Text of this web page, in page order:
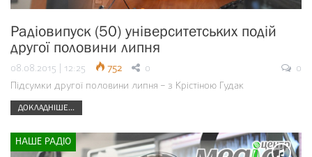
Радіовипуск (50) університетських подій
другої половини липня
08.08.2015 | 12:25 752 0
0
Підсумки другої половини липня – з Крістіною Гудак
ДОКЛАДНІШЕ...
НАШЕ РАДІО